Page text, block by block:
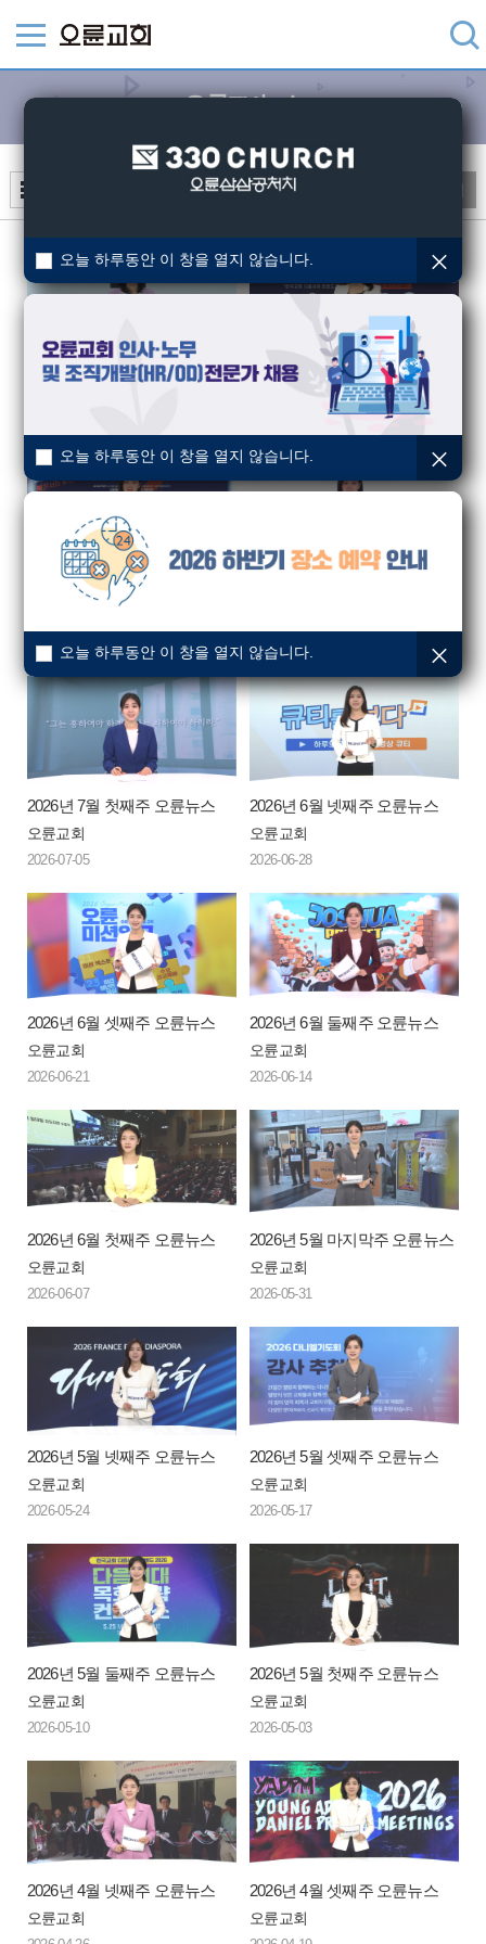
오륜TV뉴스
2026년 8월 첫째주 오륜뉴스 2026년 7월 넷째주 오륜뉴스
2026년 7월 셋째주 오륜뉴스
2026-07-19 2026-07-12
2026년 7월 첫째주 오륜뉴스
오륜교회
2026-07-05
2026년 6월 넷째주 오륜뉴스
오륜교회
2026-06-28
2026년 6월 셋째주 오륜뉴스
오륜교회
2026-06-21
2026년 6월 둘째주 오륜뉴스
오륜교회
2026-06-14
2026년 6월 첫째주 오륜뉴스
오륜교회
2026-06-07
2026년 5월 마지막주 오륜뉴스
오륜교회
2026-05-31
2026년 5월 넷째주 오륜뉴스
오륜교회
2026-05-24
2026년 5월 셋째주 오륜뉴스
오륜교회
2026-05-17
2026년 5월 둘째주 오륜뉴스
오륜교회
2026-05-10
2026년 5월 첫째주 오륜뉴스
오륜교회
2026-05-03
2026년 4월 넷째주 오륜뉴스
오륜교회
2026년 4월 셋째주 오륜뉴스
오륜교회
오늘 하루동안 이 창을 열지 않습니다.
오늘 하루동안 이 창을 열지 않습니다.
오늘 하루동안 이 창을 열지 않습니다.